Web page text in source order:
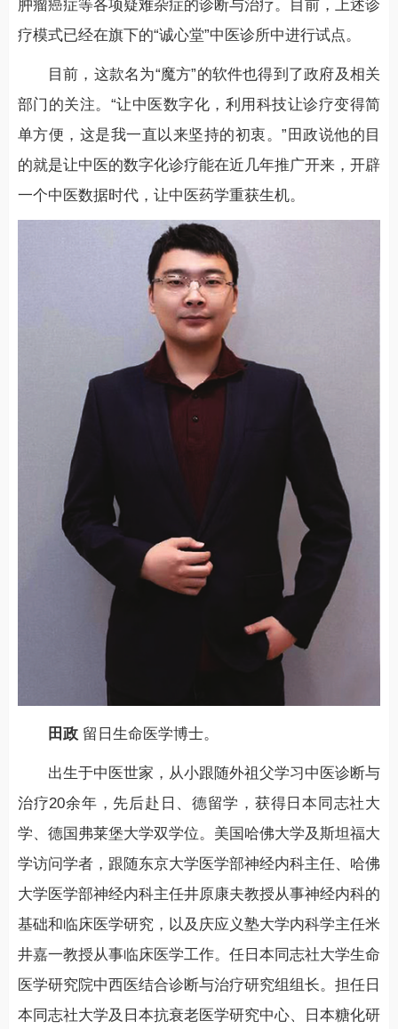
肿瘤癌症等各项疑难杂症的诊断与治疗。目前，上述诊
疗模式已经在旗下的“诚心堂”中医诊所中进行试点。
目前，这款名为“魔方”的软件也得到了政府及相关
部门的关注。“让中医数字化，利用科技让诊疗变得简
单方便，这是我一直以来坚持的初衷。”田政说他的目
的就是让中医的数字化诊疗能在近几年推广开来，开辟
一个中医数据时代，让中医药学重获生机。
田政 留日生命医学博士。
出生于中医世家，从小跟随外祖父学习中医诊断与
治疗20余年，先后赴日、德留学，获得日本同志社大
学、德国弗莱堡大学双学位。美国哈佛大学及斯坦福大
学访问学者，跟随东京大学医学部神经内科主任、哈佛
大学医学部神经内科主任井原康夫教授从事神经内科的
基础和临床医学研究，以及庆应义塾大学内科学主任米
井嘉一教授从事临床医学工作。任日本同志社大学生命
医学研究院中西医结合诊断与治疗研究组组长。担任日
本同志社大学及日本抗衰老医学研究中心、日本糖化研